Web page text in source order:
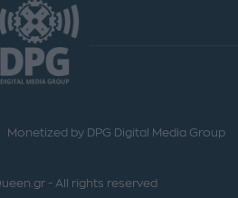
Monetized by DPG Digital Media Group
- All rights reserved